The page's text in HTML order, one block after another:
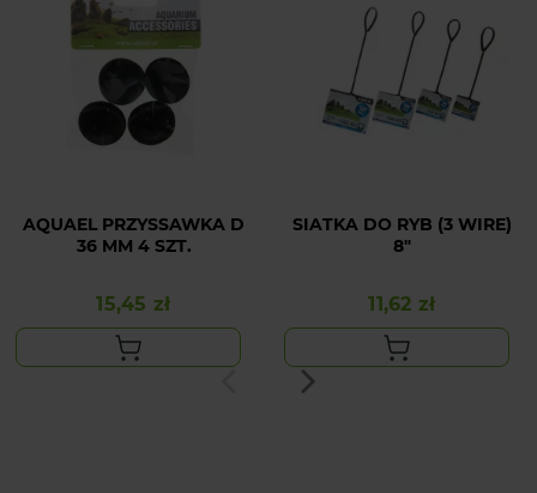
AQUAEL PRZYSSAWKA D
36 MM 4 SZT.
Cena
15,45 zł
SIATKA DO RYB (3 WIRE)
8"
Cena
11,62 zł